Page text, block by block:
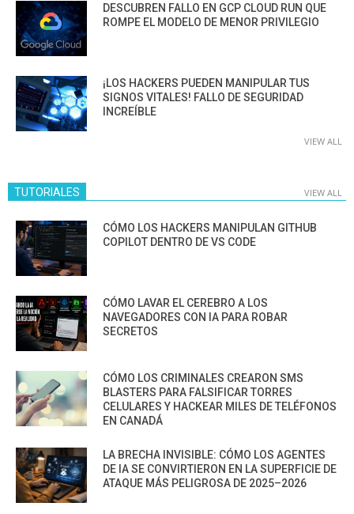
DESCUBREN FALLO EN GCP CLOUD RUN QUE
ROMPE EL MODELO DE MENOR PRIVILEGIO
¡LOS HACKERS PUEDEN MANIPULAR TUS
SIGNOS VITALES! FALLO DE SEGURIDAD
INCREÍBLE
VIEW ALL
TUTORIALES VIEW ALL
CÓMO LOS HACKERS MANIPULAN GITHUB
COPILOT DENTRO DE VS CODE
CÓMO LAVAR EL CEREBRO A LOS
NAVEGADORES CON IA PARA ROBAR
SECRETOS
CÓMO LOS CRIMINALES CREARON SMS
BLASTERS PARA FALSIFICAR TORRES
CELULARES Y HACKEAR MILES DE TELÉFONOS
EN CANADÁ
LA BRECHA INVISIBLE: CÓMO LOS AGENTES
DE IA SE CONVIRTIERON EN LA SUPERFICIE DE
ATAQUE MÁS PELIGROSA DE 2025–2026